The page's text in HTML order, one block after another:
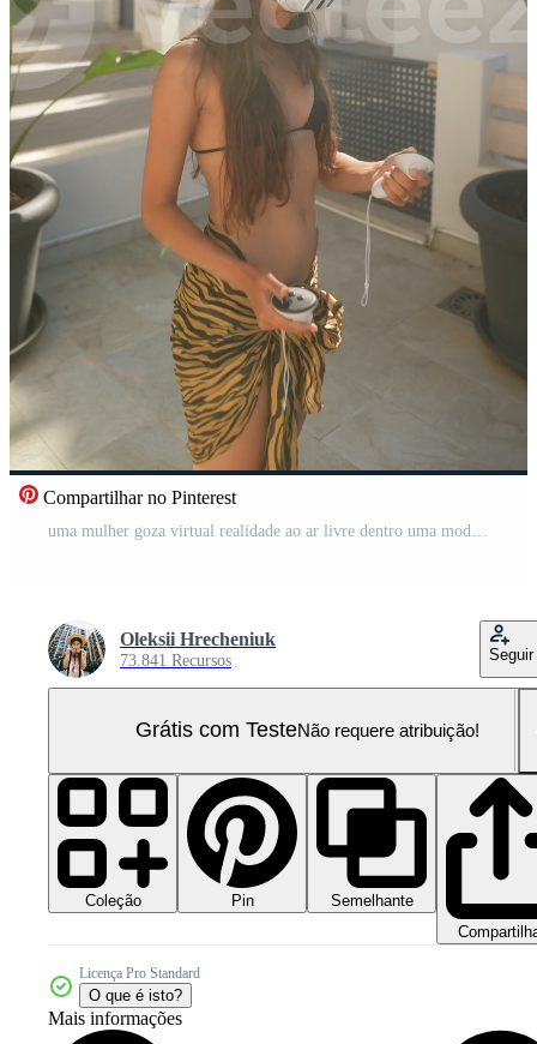
Compartilhar no Pinterest
Oleksii Hrecheniuk
73.841 Recursos Seguir
Grátis com TesteNão requere atribuição!
Coleção Pin
Semelhante
Licença Pro Standard
O que é isto?
Mais informações